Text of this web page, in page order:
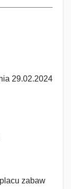
29.02.2024
zabaw